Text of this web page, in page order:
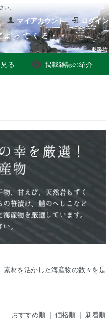
い。
マイアカウント ログイン
る 掲載雑誌の紹介
材を活かした海産物の数々を是
おすすめ順 | 価格順 | 新着順